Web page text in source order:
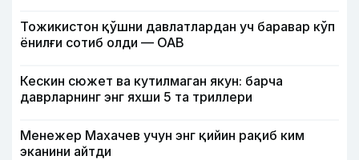
Тожикистон қўшни давлатлардан уч баравар кўп
ёнилғи сотиб олди — ОАВ
Кескин сюжет ва кутилмаган якун: барча
даврларнинг энг яхши 5 та триллери
Менежер Махачев учун энг қийин рақиб ким
эканини айтди